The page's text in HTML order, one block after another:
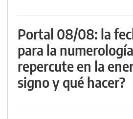
Portal 08/08: la
para la
repercute en la
signo y qué hacer?